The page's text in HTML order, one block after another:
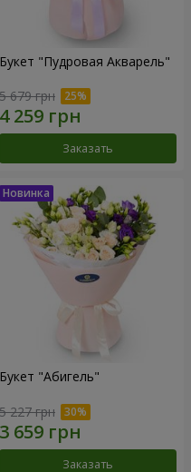
Букет "Пудровая Акварель"
5 679 грн
Заказать
Букет "Абигель"
5 227 грн
Заказать